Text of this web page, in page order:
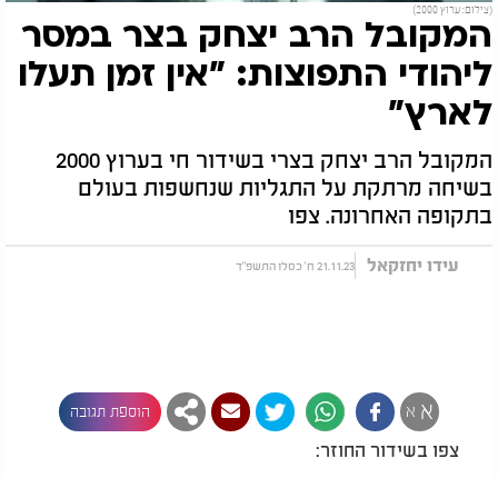
(צילום: ערוץ 2000)
המקובל הרב יצחק בצר במסר
ליהודי התפוצות: "אין זמן תעלו
לארץ"
המקובל הרב יצחק בצרי בשידור חי בערוץ 2000
בשיחה מרתקת על התגליות שנחשפות בעולם
בתקופה האחרונה. צפו
עידו יחזקאל 21.11.23 ח' כסלו התשפ"ד
א א הוספת תגובה
צפו בשידור החוזר: